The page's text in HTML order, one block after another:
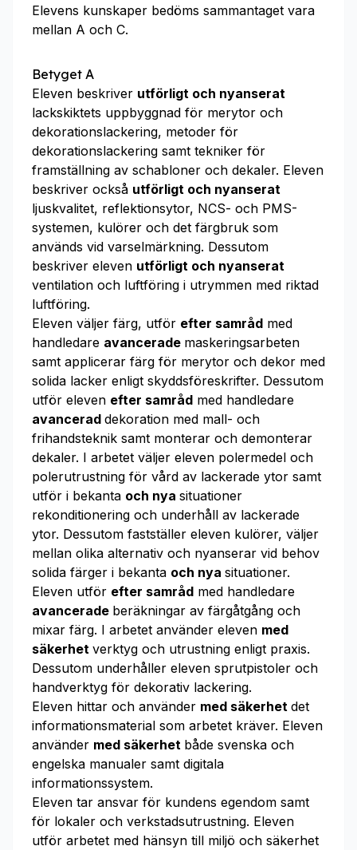
Elevens kunskaper bedöms sammantaget vara
mellan A och C.
Betyget A
Eleven beskriver utförligt och nyanserat
lackskiktets uppbyggnad för merytor och
dekorationslackering, metoder för
dekorationslackering samt tekniker för
framställning av schabloner och dekaler. Eleven
beskriver också utförligt och nyanserat
ljuskvalitet, reflektionsytor, NCS- och PMS-
systemen, kulörer och det färgbruk som
används vid varselmärkning. Dessutom
beskriver eleven utförligt och nyanserat
ventilation och luftföring i utrymmen med riktad
luftföring.
Eleven väljer färg, utför efter samråd med
handledare avancerade maskeringsarbeten
samt applicerar färg för merytor och dekor med
solida lacker enligt skyddsföreskrifter. Dessutom
utför eleven efter samråd med handledare
avancerad dekoration med mall- och
frihandsteknik samt monterar och demonterar
dekaler. I arbetet väljer eleven polermedel och
polerutrustning för vård av lackerade ytor samt
utför i bekanta och nya situationer
rekonditionering och underhåll av lackerade
ytor. Dessutom fastställer eleven kulörer, väljer
mellan olika alternativ och nyanserar vid behov
solida färger i bekanta och nya situationer.
Eleven utför efter samråd med handledare
avancerade beräkningar av färgåtgång och
mixar färg. I arbetet använder eleven med
säkerhet verktyg och utrustning enligt praxis.
Dessutom underhåller eleven sprutpistoler och
handverktyg för dekorativ lackering.
Eleven hittar och använder med säkerhet det
informationsmaterial som arbetet kräver. Eleven
använder med säkerhet både svenska och
engelska manualer samt digitala
informationssystem.
Eleven tar ansvar för kundens egendom samt
för lokaler och verkstadsutrustning. Eleven
utför arbetet med hänsyn till miljö och säkerhet